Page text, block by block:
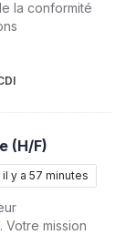
la conformité
(H/F)
il y a 57 minutes
mission